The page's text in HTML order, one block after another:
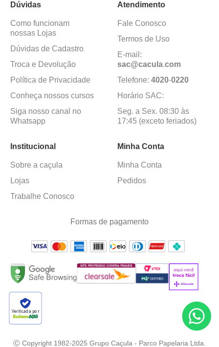
Dúvidas
Como funcionam
nossas Lojas
Dúvidas de Cadastro
Troca e Devolução
Política de Privacidade
Conheça nossos cursos
Siga nosso canal no
Whatsapp
Atendimento
Fale Conosco
Termos de Uso
E-mail:
sac@cacula.com
Telefone: 4020-0220
Horário SAC:
Seg. a Sex. 08:30 às
17:45 (exceto feriados)
Institucional
Sobre a caçula
Lojas
Trabalhe Conosco
Minha Conta
Minha Conta
Pedidos
Formas de pagamento
Verificada por
Ⓒ Copyright 1982-2025 Grupo Caçula - Parco Papelaria Ltda.